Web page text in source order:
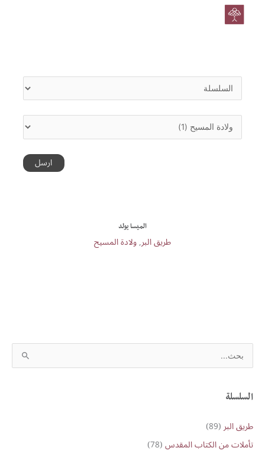
الميسا يولد
طريق البر,ولادة المسيح
e
r
h
f
السلسلة
طريق البر(89)
تأملات من الكتاب المقدس(78)